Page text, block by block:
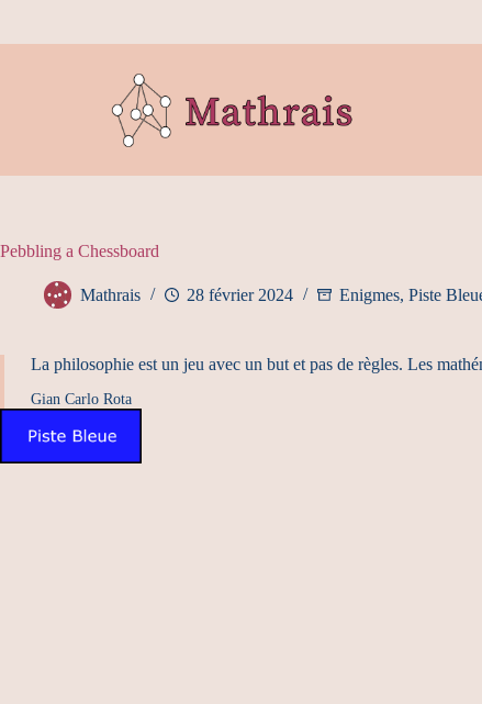
a
c
e
Pebbling a Chessboard
Mathrais 28 février 2024 Enigmes, Piste
La philosophie est un jeu avec un but et pas de règles. Les
Gian Carlo Rota